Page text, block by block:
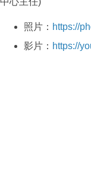
照片： https://
影片： https://